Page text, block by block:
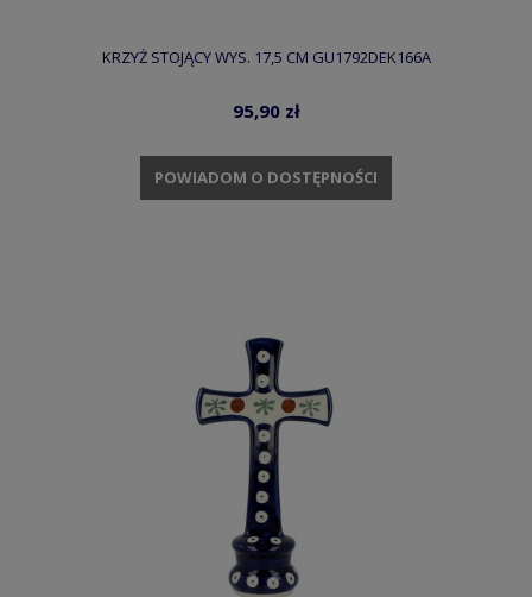
KRZYŻ STOJĄCY WYS. 17,5 CM GU1792DEK166A
95,90 zł
POWIADOM O DOSTĘPNOŚCI